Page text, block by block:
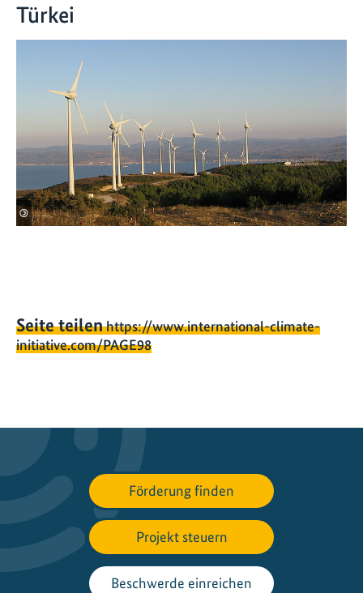
Türkei
©
Seite teilenhttps://www.international-climate-
initiative.com/PAGE98
Förderung finden
Projekt steuern
Beschwerde einreichen